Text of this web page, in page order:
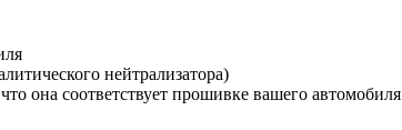
нейтрализатора)
она соответствует прошивке вашего автомобиля